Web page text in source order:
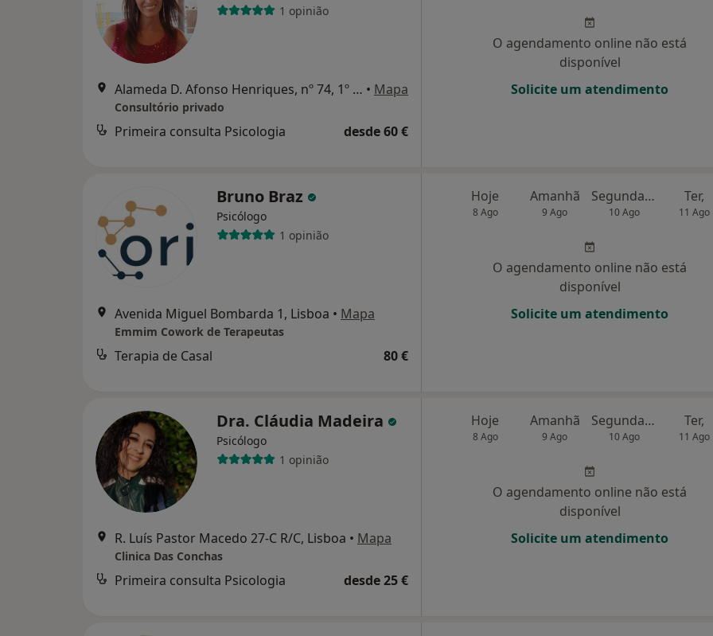
1 opinião
Alameda D. Afonso Henriques, nº 74, 1º Esq. (Alameda do Instituto Superior Técnico), Lisboa • Mapa
Consultório privado
Primeira consulta Psicologia desde 60 €
O agendamento online não está
disponível
Solicite um atendimento
Bruno Braz
Psicólogo
1 opinião
Avenida Miguel Bombarda 1, Lisboa • Mapa
Emmim Cowork de Terapeutas
Terapia de Casal 80 €
Hoje
8 Ago
Amanhã
9 Ago
Segunda-feira
10 Ago
Ter,
11 Ago
O agendamento online não está
disponível
Solicite um atendimento
Dra. Cláudia Madeira
Psicólogo
1 opinião
R. Luís Pastor Macedo 27-C R/C, Lisboa • Mapa
Clinica Das Conchas
Primeira consulta Psicologia desde 25 €
Hoje
8 Ago
Amanhã
9 Ago
Segunda-feira
10 Ago
Ter,
11 Ago
O agendamento online não está
disponível
Solicite um atendimento